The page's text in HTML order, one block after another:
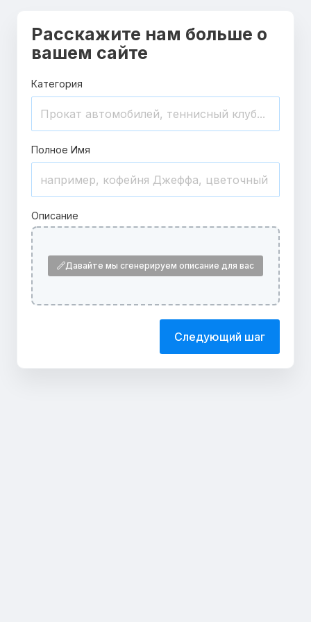
Расскажите нам больше о
вашем сайте
Категория
Полное Имя
Описание
Давайте мы сгенерируем описание для вас
Следующий шаг